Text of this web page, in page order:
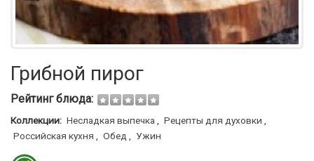
Грибной пирог
Рейтинг блюда:
Коллекции: Несладкая выпечка Рецепты для духовки
Российская кухня
Обед Ужин